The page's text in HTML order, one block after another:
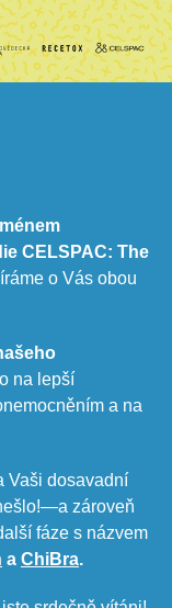
CELSPAC: The
o Vás obou
na lepší
a na
Vaši dosavadní
—a zároveň
fáze s názvem
a ChiBra.